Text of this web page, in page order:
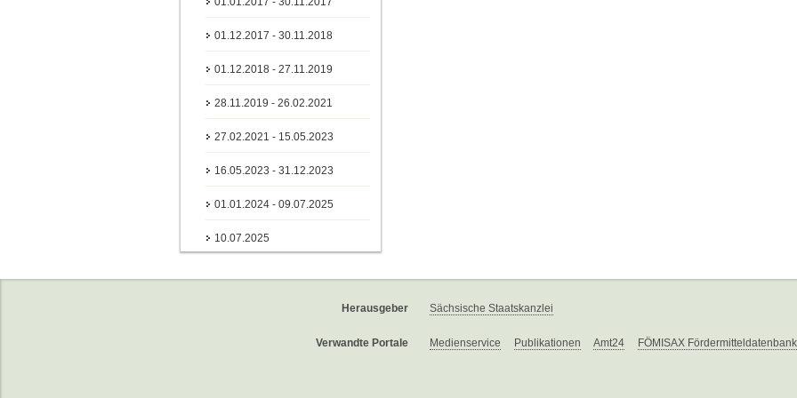
01.12.2017 - 30.11.2018
01.12.2018 - 27.11.2019
28.11.2019 - 26.02.2021
27.02.2021 - 15.05.2023
16.05.2023 - 31.12.2023
01.01.2024 - 09.07.2025
10.07.2025
Herausgeber Sächsische Staatskanzlei
Verwandte Portale Medienservice Publikationen Amt24 FÖMISAX Fördermitteldatenbank